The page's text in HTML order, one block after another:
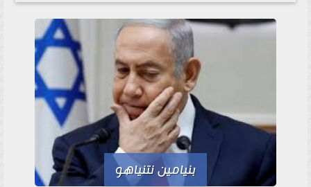
بنيامين نتنياهو